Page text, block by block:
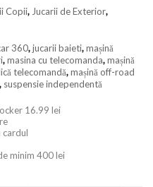
Copii, Jucarii de Exterior,
360,jucarii baieti,mașină
,masina cu telecomanda,mașină
telecomandă,mașină off-road
, suspensie independentă
16.99 lei
cardul
minim 400 lei